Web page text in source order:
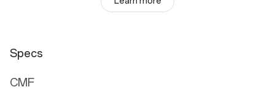
Specs
CMF